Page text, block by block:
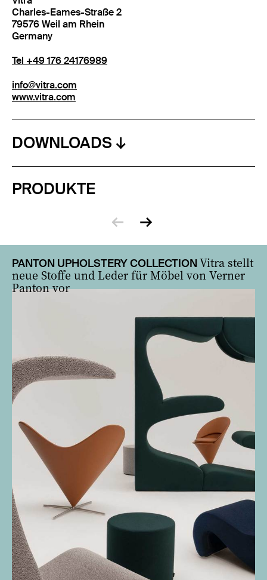
Charles-Eames-Straße 2
79576 Weil am Rhein
Germany
Tel +49 176 24176989
info@vitra.com
www.vitra.com
DOWNLOADS
PRODUKTE
PANTON UPHOLSTERY COLLECTION Vitra stellt
neue Stoffe und Leder für Möbel von Verner
Panton vor